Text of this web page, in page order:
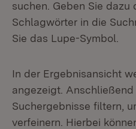
suchen. Geben Sie dazu
Schlagwörter in die
Sie das Lupe-Symbol.
In der Ergebnisansicht
angezeigt. Anschließend
Suchergebnisse filtern,
verfeinern. Hierbei